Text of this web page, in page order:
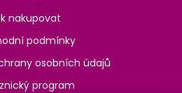
nakupovat
podmínky
osobních údajů
program